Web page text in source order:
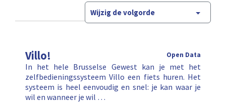
Wijzig de volgorde
Villo! Open Data
In het hele Brusselse Gewest kan je met het
zelfbedieningssysteem Villo een fiets huren. Het
systeem is heel eenvoudig en snel: je kan waar je
wil en wanneer je wil …